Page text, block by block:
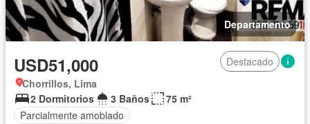
Departamento
USD51,000
Destacado
Chorrillos, Lima
2 Dormitorios
3 Baños
75 m²
Parcialmente amoblado